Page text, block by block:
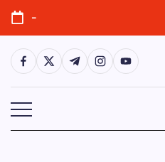
Skip
content
-
https://www.facebook.com/
https://twitter.com/
https://t.me/
https://https://